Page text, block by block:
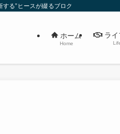
る”ヒースが綴るブログ”です。
ホーム
Home
ラ